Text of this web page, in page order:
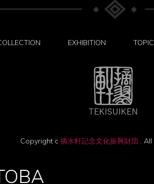
EXHIBITION
Copyright c 摘水軒記念文化振興財団 .